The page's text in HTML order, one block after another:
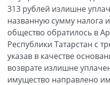
313 рублей излишне
названную сумму налога
общество обратилось в
Республики Татарстан с
указав в качестве
возврате излишне
имущество направлено